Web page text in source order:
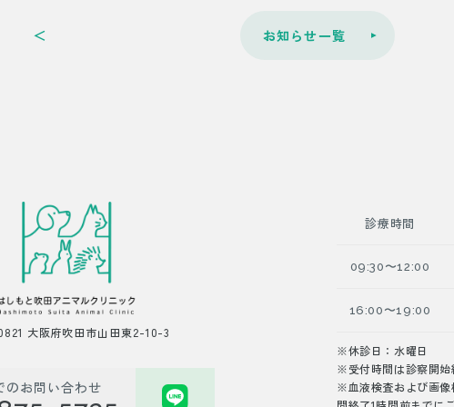
＜ お知らせ一覧
大阪府吹田市山田東2-10-3
のお問い合わせ
診療時間
09:30〜12:00
16:00〜19:00
※休診日：水曜日
※受付時間は診察開始
※血液検査および画像